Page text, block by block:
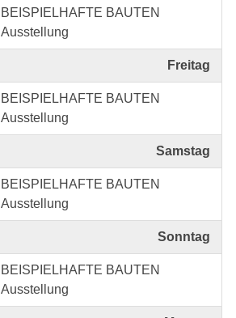
BEISPIELHAFTE BAUTEN
Ausstellung
Freitag
BEISPIELHAFTE BAUTEN
Ausstellung
Samstag
BEISPIELHAFTE BAUTEN
Ausstellung
Sonntag
BEISPIELHAFTE BAUTEN
Ausstellung